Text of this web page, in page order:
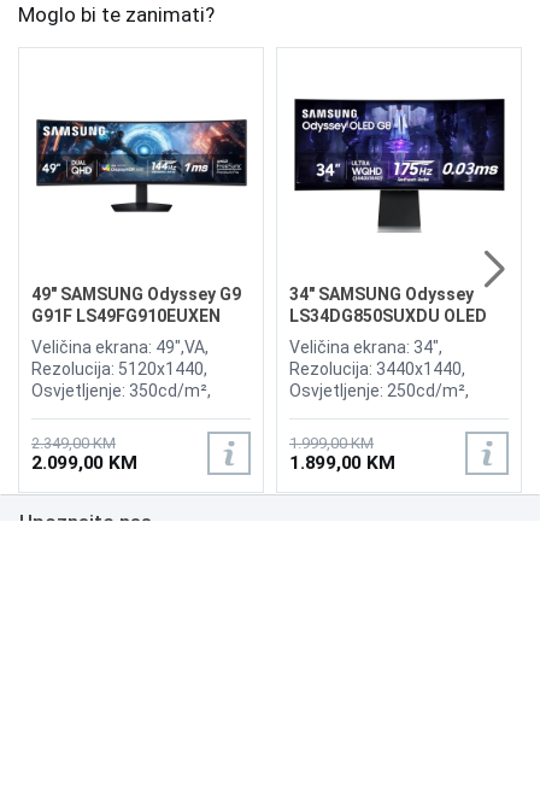
Moglo bi te zanimati?
49" SAMSUNG Odyssey G9
G91F LS49FG910EUXEN
144Hz Gaming Curved
Display
Veličina ekrana: 49",VA,
Rezolucija: 5120x1440,
Osvjetljenje: 350cd/m²,
Osvježenje: 144Hz, AMD
FreeSync Premium Pro,
Priključci: 2xHDMI 2.1,
DisplayPort, 2xUSB 3.2, USB-
B
2.349,00 KM
2.099,00 KM
34" SAMSUNG Odyssey
LS34DG850SUXDU OLED
G8 175Hz Gaming Curved
Display
Veličina ekrana: 34",
Rezolucija: 3440x1440,
Osvjetljenje: 250cd/m²,
Osvježenje: 175Hz, AMD
FreeSync Premium,
Wireless LAN, Bluetooth ,
Priključci: 2xHDMI,
1.999,00 KM
1.899,00 KM
Upoznajte nas